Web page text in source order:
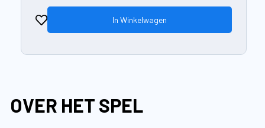
In Winkelwagen
OVER HET SPEL